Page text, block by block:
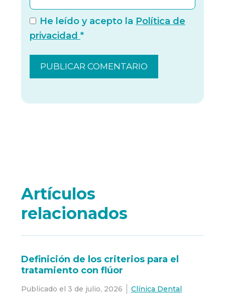
He leído y acepto la Política de
privacidad *
Artículos
relacionados
Definición de los criterios para el
tratamiento con flúor
Publicado el 3 de julio, 2026 Clínica Dental